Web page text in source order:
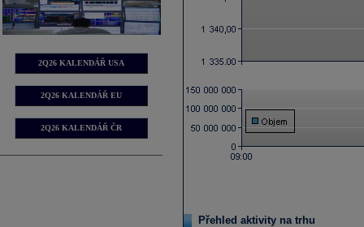
2Q26 KALENDÁŘ USA
2Q26 KALENDÁŘ EU
2Q26 KALENDÁŘ ČR
Přehled aktivity na trhu